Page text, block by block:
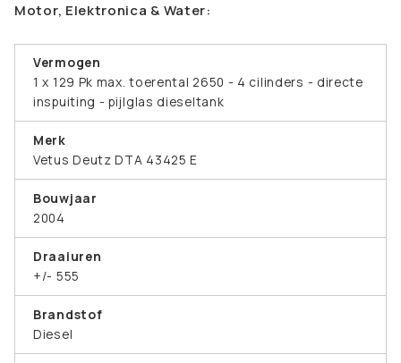
Motor, Elektronica & Water:
Vermogen
1 x 129 Pk max. toerental 2650 - 4 cilinders - directe
inspuiting - pijlglas dieseltank
Merk
Vetus Deutz DTA 43425 E
Bouwjaar
2004
Draaiuren
+/- 555
Brandstof
Diesel